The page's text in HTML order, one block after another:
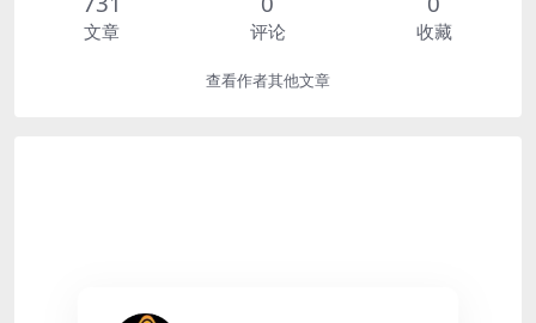
文章 评论 收藏
查看作者其他文章